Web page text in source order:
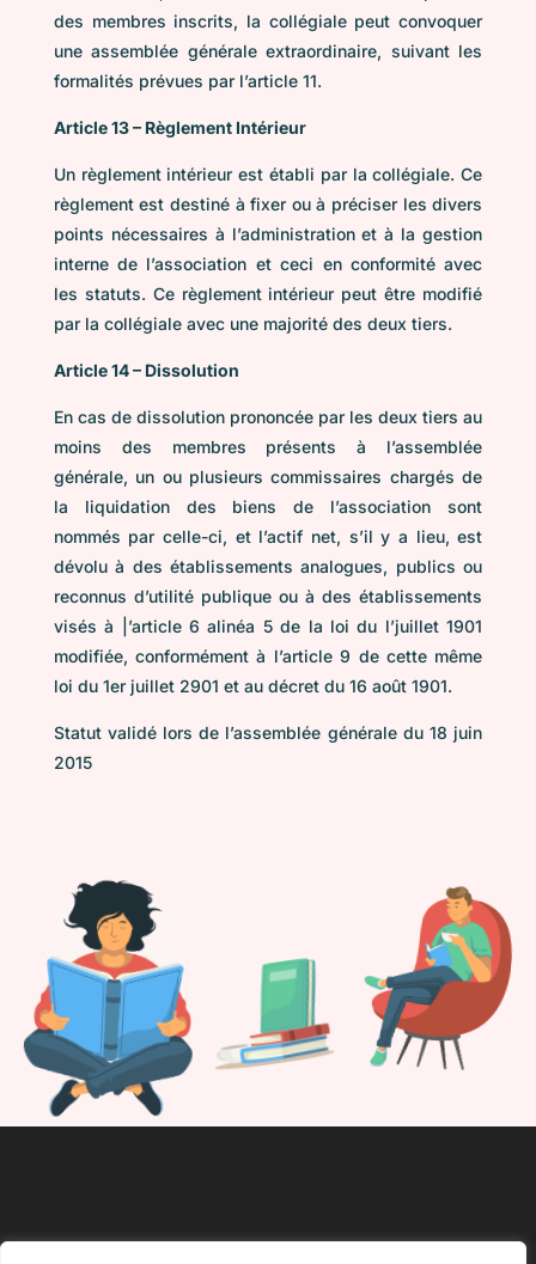
des membres inscrits, la collégiale peut convoquer
une assemblée générale extraordinaire, suivant les
formalités prévues par l’article 11.
Article 13 – Règlement Intérieur
Un règlement intérieur est établi par la collégiale. Ce
règlement est destiné à fixer ou à préciser les divers
points nécessaires à l’administration et à la gestion
interne de l’association et ceci en conformité avec
les statuts. Ce règlement intérieur peut être modifié
par la collégiale avec une majorité des deux tiers.
Article 14 – Dissolution
En cas de dissolution prononcée par les deux tiers au
moins des membres présents à l’assemblée
générale, un ou plusieurs commissaires chargés de
la liquidation des biens de l’association sont
nommés par celle-ci, et l’actif net, s’il y a lieu, est
dévolu à des établissements analogues, publics ou
reconnus d’utilité publique ou à des établissements
visés à |’article 6 alinéa 5 de la loi du l’juillet 1901
modifiée, conformément à l’article 9 de cette même
loi du 1er juillet 2901 et au décret du 16 août 1901.
Statut validé lors de l’assemblée générale du 18 juin
2015